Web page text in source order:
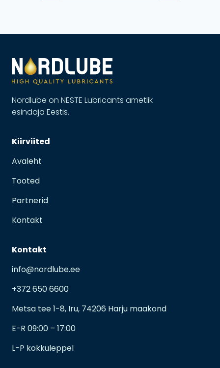
Nordlube on NESTE Lubricants ametlik
esindaja Eestis.
Kiirviited
Avaleht
Tooted
Partnerid
Kontakt
Kontakt
info@nordlube.ee
+372 650 6600
Metsa tee 1-8, Iru, 74206 Harju maakond
E-R 09:00 – 17:00
L-P kokkuleppel